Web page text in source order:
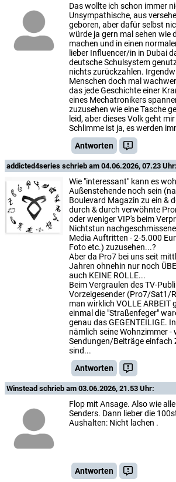
Das wollte ich schon immer
Unsympathische, aus
geboren, aber dafür selbst
würde ja gern mal sehen wie
machen und in einen
lieber Influencer/in in Dubai
deutsche Schulsystem
nichts zurückzahlen.
Menschen doch mal
das jede Geschichte einer
eines Mechatronikers
zuzusehen wie eine Tasche
leid, aber dieses Volk geht
Schlimme ist ja, es werden
Antworten
addicted4series schrieb am 04.06.2026, 07.23 Uhr:
Wie "interessant" kann es
Außenstehende noch sein
Boulevard Magazin zu ein &
durch & durch verwöhnte
oder weniger VIP's beim
Nichtstun
Media Auftritten - 2-5.000
Foto etc.) zuzusehen...?
Aber da Pro7 bei uns seit
Jahren ohnehin nur noch
auch KEINE ROLLE...
Beim Vergraulen des TV-
Vorzeigesender (Pro7/Sat1/
man wirklich VOLLE ARBEIT
einmal die "Straßenfeger"
genau das GEGENTEILIGE.
nämlich seine Wohnzimmer -
Sendungen/Beiträge einfach
sind...
Antworten
Winstead schrieb am 03.06.2026, 21.53 Uhr:
Flop mit Ansage. Also wie
Senders. Dann lieber die
Aushalten: Nicht lachen .
Antworten